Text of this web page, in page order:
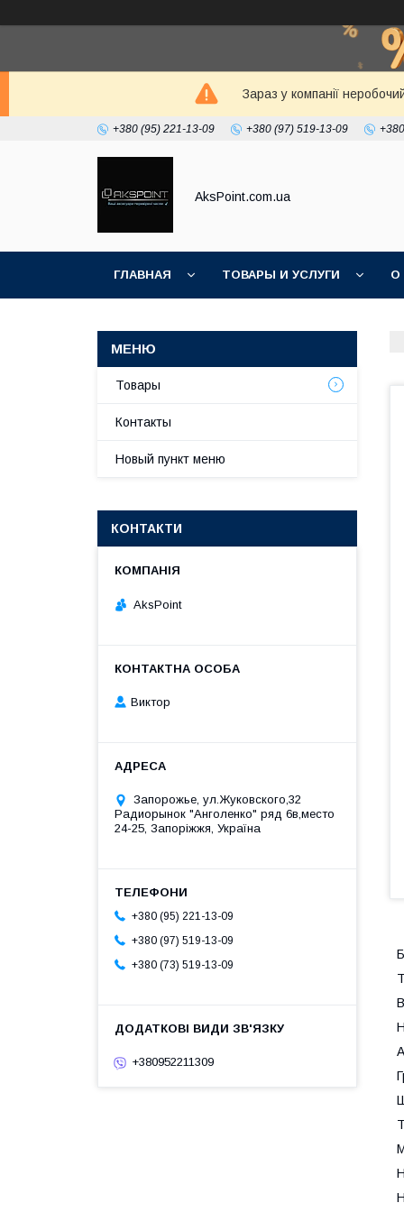
Зараз у компанії
+380 (95) 221-13-09 +380 (97) 519-13-09
AksPoint.com.ua
ГЛАВНАЯ ТОВАРЫ И УСЛУГИ О
Товары
Контакты
Новый пункт меню
КОНТАКТИ
AksPoint
Виктор
Запорожье, ул.Жуковского,32
Радиорынок "Анголенко" ряд 6в,место
24-25, Запоріжжя, Україна
+380 (95) 221-13-09
+380 (97) 519-13-09
+380 (73) 519-13-09
+380952211309